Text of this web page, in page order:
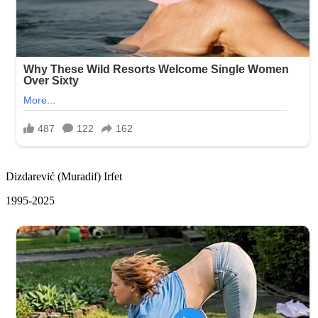
Dizdarević (Muradif) Irfet
1995-2025